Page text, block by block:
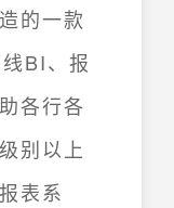
的一款
BI、报
各行各
别以上
表系